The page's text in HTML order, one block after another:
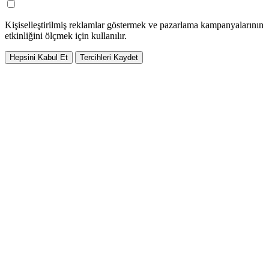
Kişiselleştirilmiş reklamlar göstermek ve pazarlama kampanyalarının
etkinliğini ölçmek için kullanılır.
Hepsini Kabul Et Tercihleri Kaydet